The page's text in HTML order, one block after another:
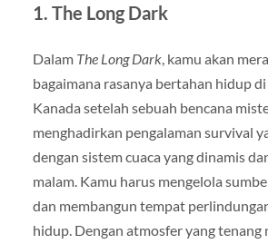
1. The Long Dark
Dalam The Long Dark, kamu akan
bagaimana rasanya bertahan hidup
Kanada setelah sebuah bencana
menghadirkan pengalaman survival
dengan sistem cuaca yang dinamis
malam. Kamu harus mengelola
dan membangun tempat
hidup. Dengan atmosfer yang tenang